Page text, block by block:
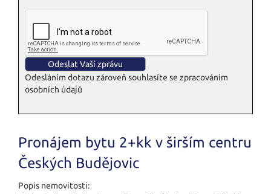
Odesláním dotazu zároveň souhlasíte se zpracováním
osobních údajů
Pronájem bytu 2+kk v širším centru
Českých Budějovic
Popis nemovitosti: